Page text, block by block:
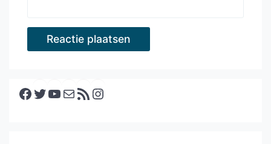
Facebook Twitter YouTube E-mail RSS feed